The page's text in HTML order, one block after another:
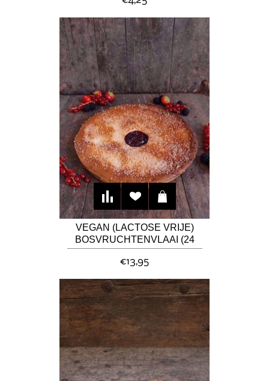
VEGAN (LACTOSE VRIJE)
BOSVRUCHTENVLAAI (24
CM)
€13,95